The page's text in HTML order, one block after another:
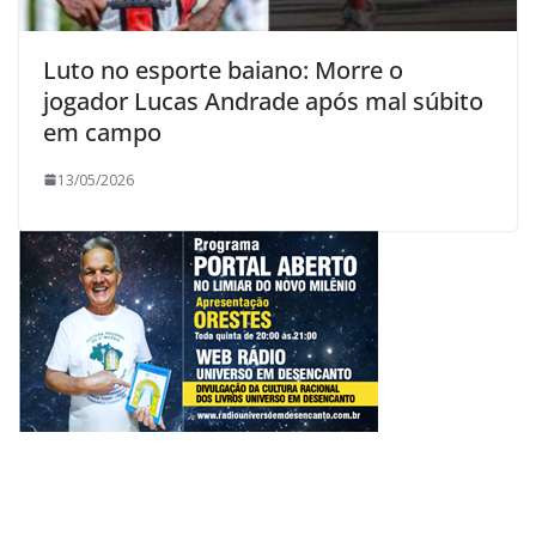
Luto no esporte baiano: Morre o
jogador Lucas Andrade após mal súbito
em campo
13/05/2026